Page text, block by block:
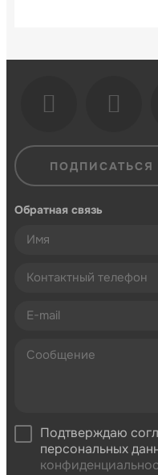
Обратная связь
Подтверждаю
персональных